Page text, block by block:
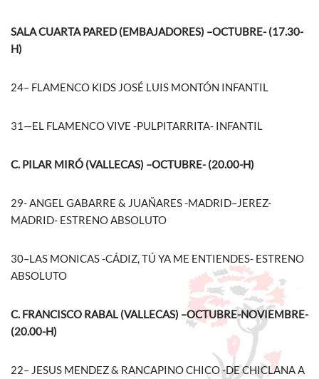
SALA CUARTA PARED (EMBAJADORES) –OCTUBRE- (17.30-
H)
24– FLAMENCO KIDS JOSÉ LUIS MONTÓN INFANTIL
31—EL FLAMENCO VIVE -PULPITARRITA- INFANTIL
C. PILAR MIRÓ (VALLECAS) –OCTUBRE- (20.00-H)
29- ANGEL GABARRE & JUAÑARES -MADRID–JEREZ-
MADRID- ESTRENO ABSOLUTO
30–LAS MONICAS -CÁDIZ, TÚ YA ME ENTIENDES- ESTRENO
ABSOLUTO
C. FRANCISCO RABAL (VALLECAS) –OCTUBRE-NOVIEMBRE-
(20.00-H)
22– JESUS MENDEZ & RANCAPINO CHICO -DE CHICLANA A